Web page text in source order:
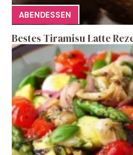
ABENDESSEN
Bestes Tiramisu Latte